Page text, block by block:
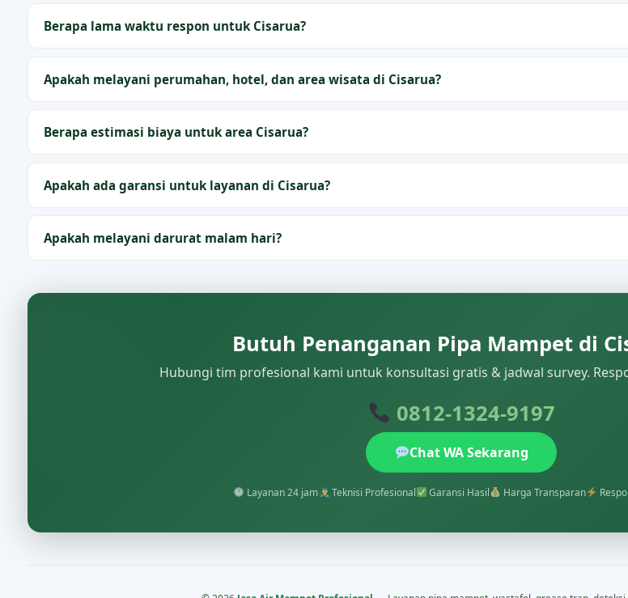
Berapa lama waktu respon untuk Cisarua?
Apakah melayani perumahan, hotel, dan area wisata di Cisarua?
Berapa estimasi biaya untuk area Cisarua?
Apakah ada garansi untuk layanan di Cisarua?
Apakah melayani darurat malam hari?
Butuh Penanganan Pipa Mampet di
Hubungi tim profesional kami untuk konsultasi gratis & jadwal survey.
0812-1324-9197
Chat WA Sekarang
Layanan 24 jam Teknisi Profesional Garansi Hasil Harga Transparan